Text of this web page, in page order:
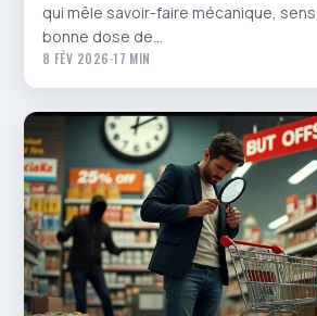
qui mêle savoir-faire mécanique,
bonne dose de…
8 FÉV 2026·17 MIN